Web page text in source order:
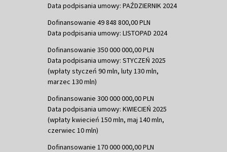
Data podpisania umowy: PAŹDZIERNIK 2024
Dofinansowanie 49 848 800,00 PLN
Data podpisania umowy: LISTOPAD 2024
Dofinansowanie 350 000 000,00 PLN
Data podpisania umowy: STYCZEŃ 2025
(wpłaty styczeń 90 mln, luty 130 mln,
marzec 130 mln)
Dofinansowanie 300 000 000,00 PLN
Data podpisania umowy: KWIECIEŃ 2025
(wpłaty kwiecień 150 mln, maj 140 mln,
czerwiec 10 mln)
Dofinansowanie 170 000 000,00 PLN